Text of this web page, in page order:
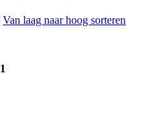
Van laag naar hoog sorteren
1